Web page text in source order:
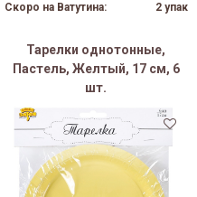
Скоро на Ватутина:
2 упак
Тарелки однотонные,
Пастель, Желтый, 17 см, 6
шт.